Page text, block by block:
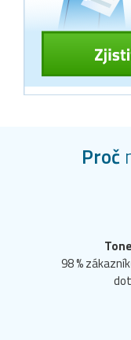
Proč
98 %